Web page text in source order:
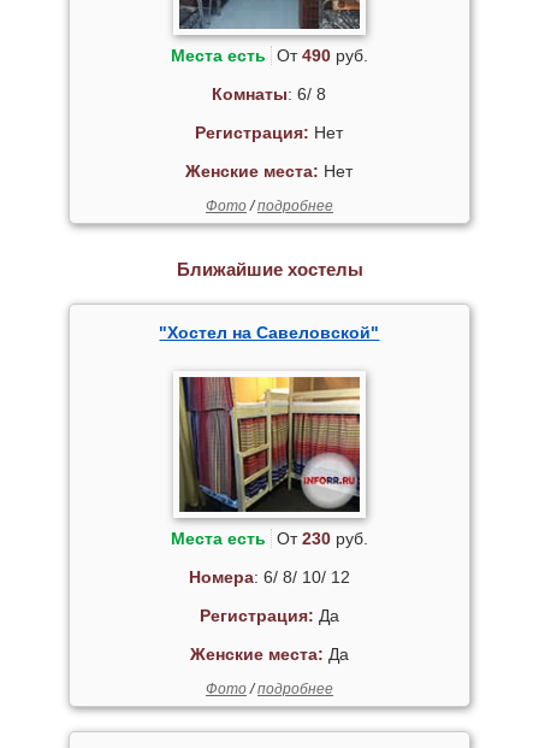
Места есть От490руб.
Комнаты: 6/ 8
Регистрация: Нет
Женские места: Нет
Фото/подробнее
Ближайшие хостелы
"Хостел на Савеловской"
Места есть От230руб.
Номера: 6/ 8/ 10/ 12
Регистрация: Да
Женские места: Да
Фото/подробнее